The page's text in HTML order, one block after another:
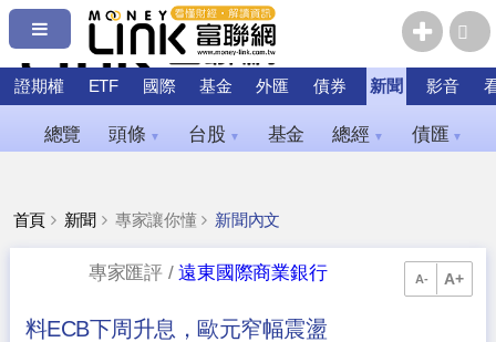
證期權 ETF 國際 基金 外匯 債券 新聞 影音
總覽 頭條 ▼ 台股 ▼ 基金 總經 ▼ 債匯 ▼
首頁 新聞 專家讓你懂 新聞內文
A- A+
專家匯評 /遠東國際商業銀行
料ECB下周升息，歐元窄幅震盪